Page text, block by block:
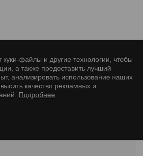
товары
куки-файлы и другие технологии, чтобы
а также предоставить лучший
анализировать использование наших
качество рекламных и
Подробнее